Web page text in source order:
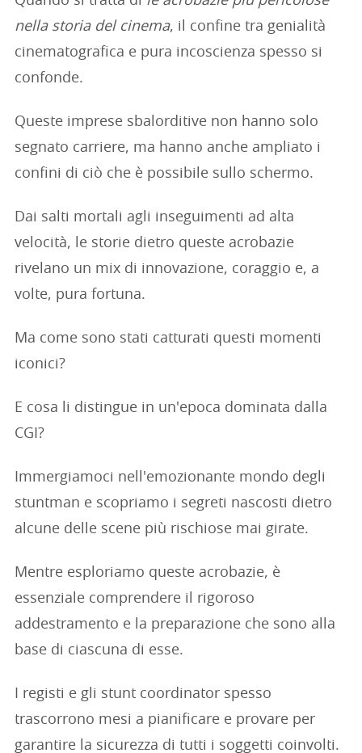
nella storia del cinema, il confine tra genialità
cinematografica e pura incoscienza spesso si
confonde.
Queste imprese sbalorditive non hanno solo
segnato carriere, ma hanno anche ampliato i
confini di ciò che è possibile sullo schermo.
Dai salti mortali agli inseguimenti ad alta
velocità, le storie dietro queste acrobazie
rivelano un mix di innovazione, coraggio e, a
volte, pura fortuna.
Ma come sono stati catturati questi momenti
iconici?
E cosa li distingue in un'epoca dominata dalla
CGI?
Immergiamoci nell'emozionante mondo degli
stuntman e scopriamo i segreti nascosti dietro
alcune delle scene più rischiose mai girate.
Mentre esploriamo queste acrobazie, è
essenziale comprendere il rigoroso
addestramento e la preparazione che sono alla
base di ciascuna di esse.
I registi e gli stunt coordinator spesso
trascorrono mesi a pianificare e provare per
garantire la sicurezza di tutti i soggetti coinvolti.